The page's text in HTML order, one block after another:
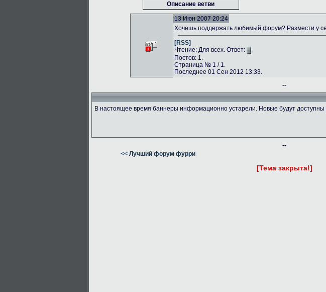
Описание ветви
13 Июн 2007 20:24
Хочешь поддержать любимый форум? Размести у
[RSS]
Чтение: Для всех. Ответ:
.
Постов: 1.
Страница № 1 / 1.
Последнее 01 Сен 2012 13:33.
--
В настоящее время баннеры информационно устарели. Новые будут доступны
--
<< Лучший форум фурри
[Тема закрыта!]